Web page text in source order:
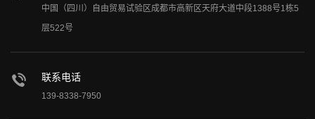
中国（四川）自由贸易试验区成都市高新区天府大道中段1388号1栋5
层522号
联系电话
139-8338-7950